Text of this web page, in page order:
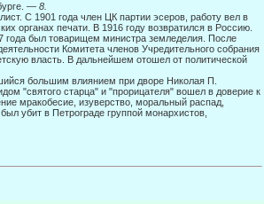
— 8.
С 1901 года член ЦК партии эсеров, работу вел в
органах печати. В 1916 году возвратился в Россию.
года был товарищем министра земледелия. После
Комитета членов Учредительного собрания
власть. В дальнейшем отошел от политической
большим влиянием при дворе Николая П.
"святого старца" и "прорицателя" вошел в доверие к
мракобесие, изуверство, моральный распад,
убит в Петрограде группой монархистов,